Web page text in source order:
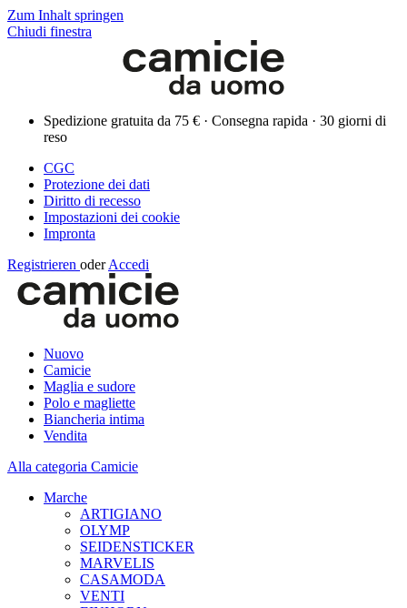
Zum Inhalt springen
Chiudi finestra
Spedizione gratuita da 75 € · Consegna rapida · 30 giorni di
reso
CGC
Protezione dei dati
Diritto di recesso
Impostazioni dei cookie
Impronta
Registrieren oder Accedi
Nuovo
Camicie
Maglia e sudore
Polo e magliette
Biancheria intima
Vendita
Alla categoria Camicie
Marche
ARTIGIANO
OLYMP
SEIDENSTICKER
MARVELIS
CASAMODA
VENTI